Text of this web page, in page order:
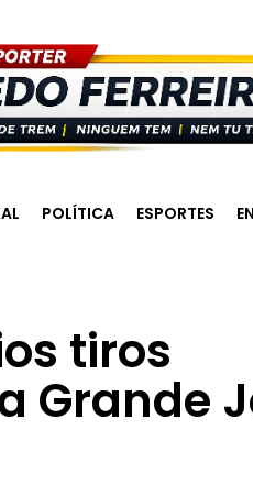
POLÍTICA ESPORTES
tiros
Grande